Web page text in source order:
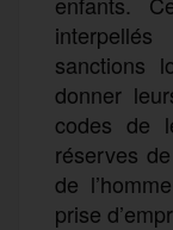
sanctions
donner
codes de
réserves
de
prise